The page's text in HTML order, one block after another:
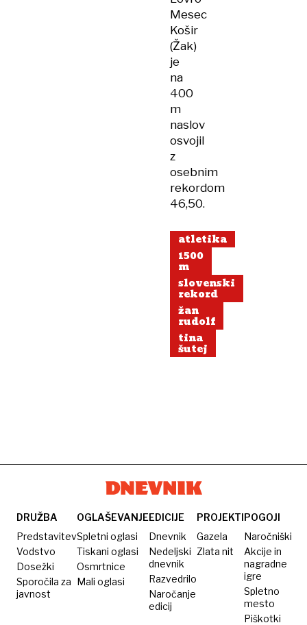
Mesec
Košir
(Žak)
je
na
400
m
naslov
osvojil
z
osebnim
rekordom
46,50.
atletika
1500
m
slovenski
rekord
žan
rudolf
tina
šutej
DRUŽBA
Predstavitev
Vodstvo
Dosežki
Sporočila za
javnost
OGLAŠEVANJE
Spletni oglasi
Tiskani oglasi
Osmrtnice
Mali oglasi
EDICIJE
Dnevnik
Nedeljski
dnevnik
Razvedrilo
Naročanje
edicij
PROJEKTI
Gazela
Zlata nit
POGOJI
Naročniški
Akcije in
nagradne
igre
Spletno
mesto
Piškotki